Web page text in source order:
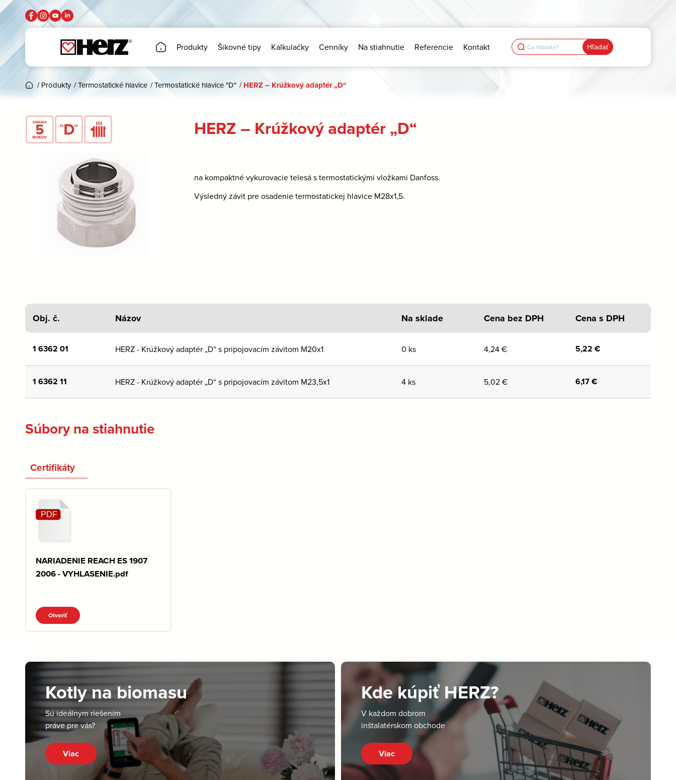
Produkty Šikovné tipy Kalkulačky Cenníky Na stiahnutie Referencie Kontakt Search
for:
/ Produkty /Termostatické hlavice /Termostatické hlavice "D" / HERZ – Krúžkový adaptér „D“
HERZ – Krúžkový adaptér „D“
na kompaktné vykurovacie telesá s termostatickými vložkami Danfoss.
Výsledný závit pre osadenie termostatickej hlavice M28x1,5.
Obj. č. Názov Na sklade Cena bez DPH Cena s DPH
1 6362 01 HERZ - Krúžkový adaptér „D“ s pripojovacím závitom M20x1 0 ks 4,24€ 5,22 €
1 6362 11 HERZ - Krúžkový adaptér „D“ s pripojovacím závitom M23,5x1 4 ks 5,02€ 6,17€
Súbory na stiahnutie
Certifikáty
NARIADENIE REACH ES 1907
2006 - VYHLASENIE.pdf
Otvoriť
Kotly na biomasu
Sú ideálnym riešením
práve pre vás?
Viac
Kde kúpiť HERZ?
V každom dobrom
inštalatérskom obchode
Viac